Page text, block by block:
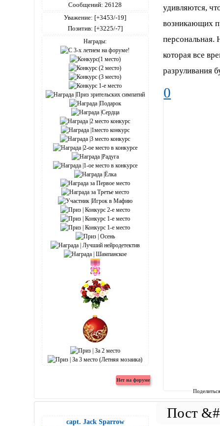
Сообщений: 26128
Уважение: [+3453/-19]
Позитив: [+3225/-7]
Награды:
удивляются,
возникающих
персональная.
которая все
разруливания
0
capt. Jack Sparrow